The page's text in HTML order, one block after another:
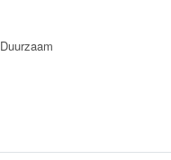
Duurzaam